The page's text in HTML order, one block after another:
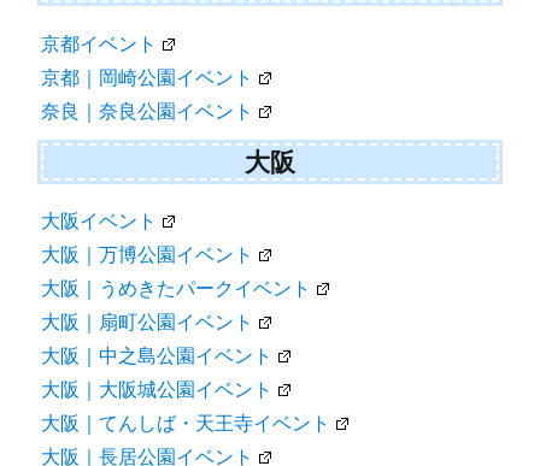
京都イベント
京都｜岡崎公園イベント
奈良｜奈良公園イベント
大阪
大阪イベント
大阪｜万博公園イベント
大阪｜うめきたパークイベント
大阪｜扇町公園イベント
大阪｜中之島公園イベント
大阪｜大阪城公園イベント
大阪｜てんしば・天王寺イベント
大阪｜長居公園イベント